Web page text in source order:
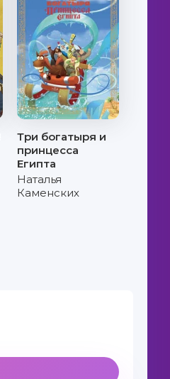
Три богатыря и
принцесса
Египта
Наталья
Каменских